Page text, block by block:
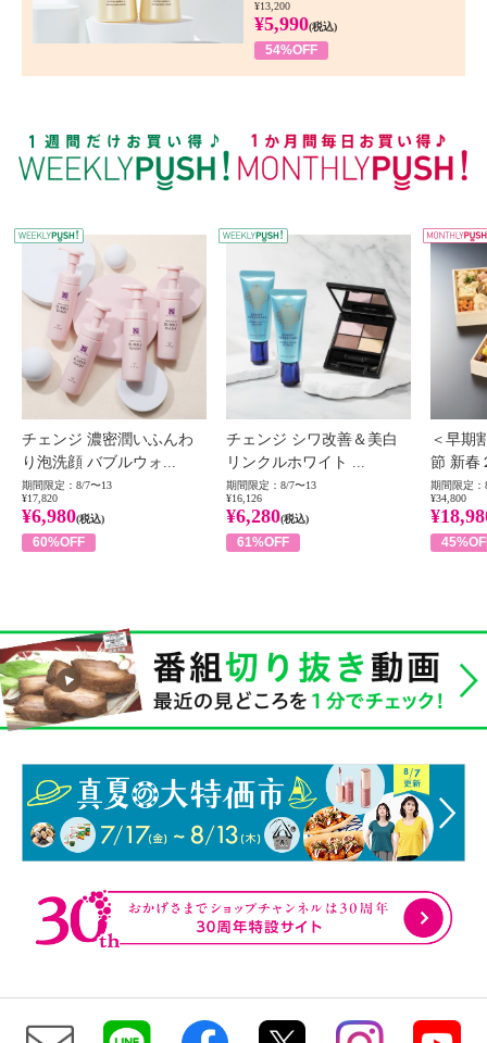
¥13,200
¥5,990(税込)
54%OFF
WEEKLY PUSH
チェンジ 濃密潤いふんわ
り泡洗顔 バブルウォ...
期間限定：8/7〜13
¥17,820
¥6,980(税込)
60%OFF
チェンジ シワ改善＆美白
リンクルホワイト ...
期間限定：8/7〜13
¥16,126
¥6,280(税込)
61%OFF
＜早期
節 新春
期間限定：
¥34,800